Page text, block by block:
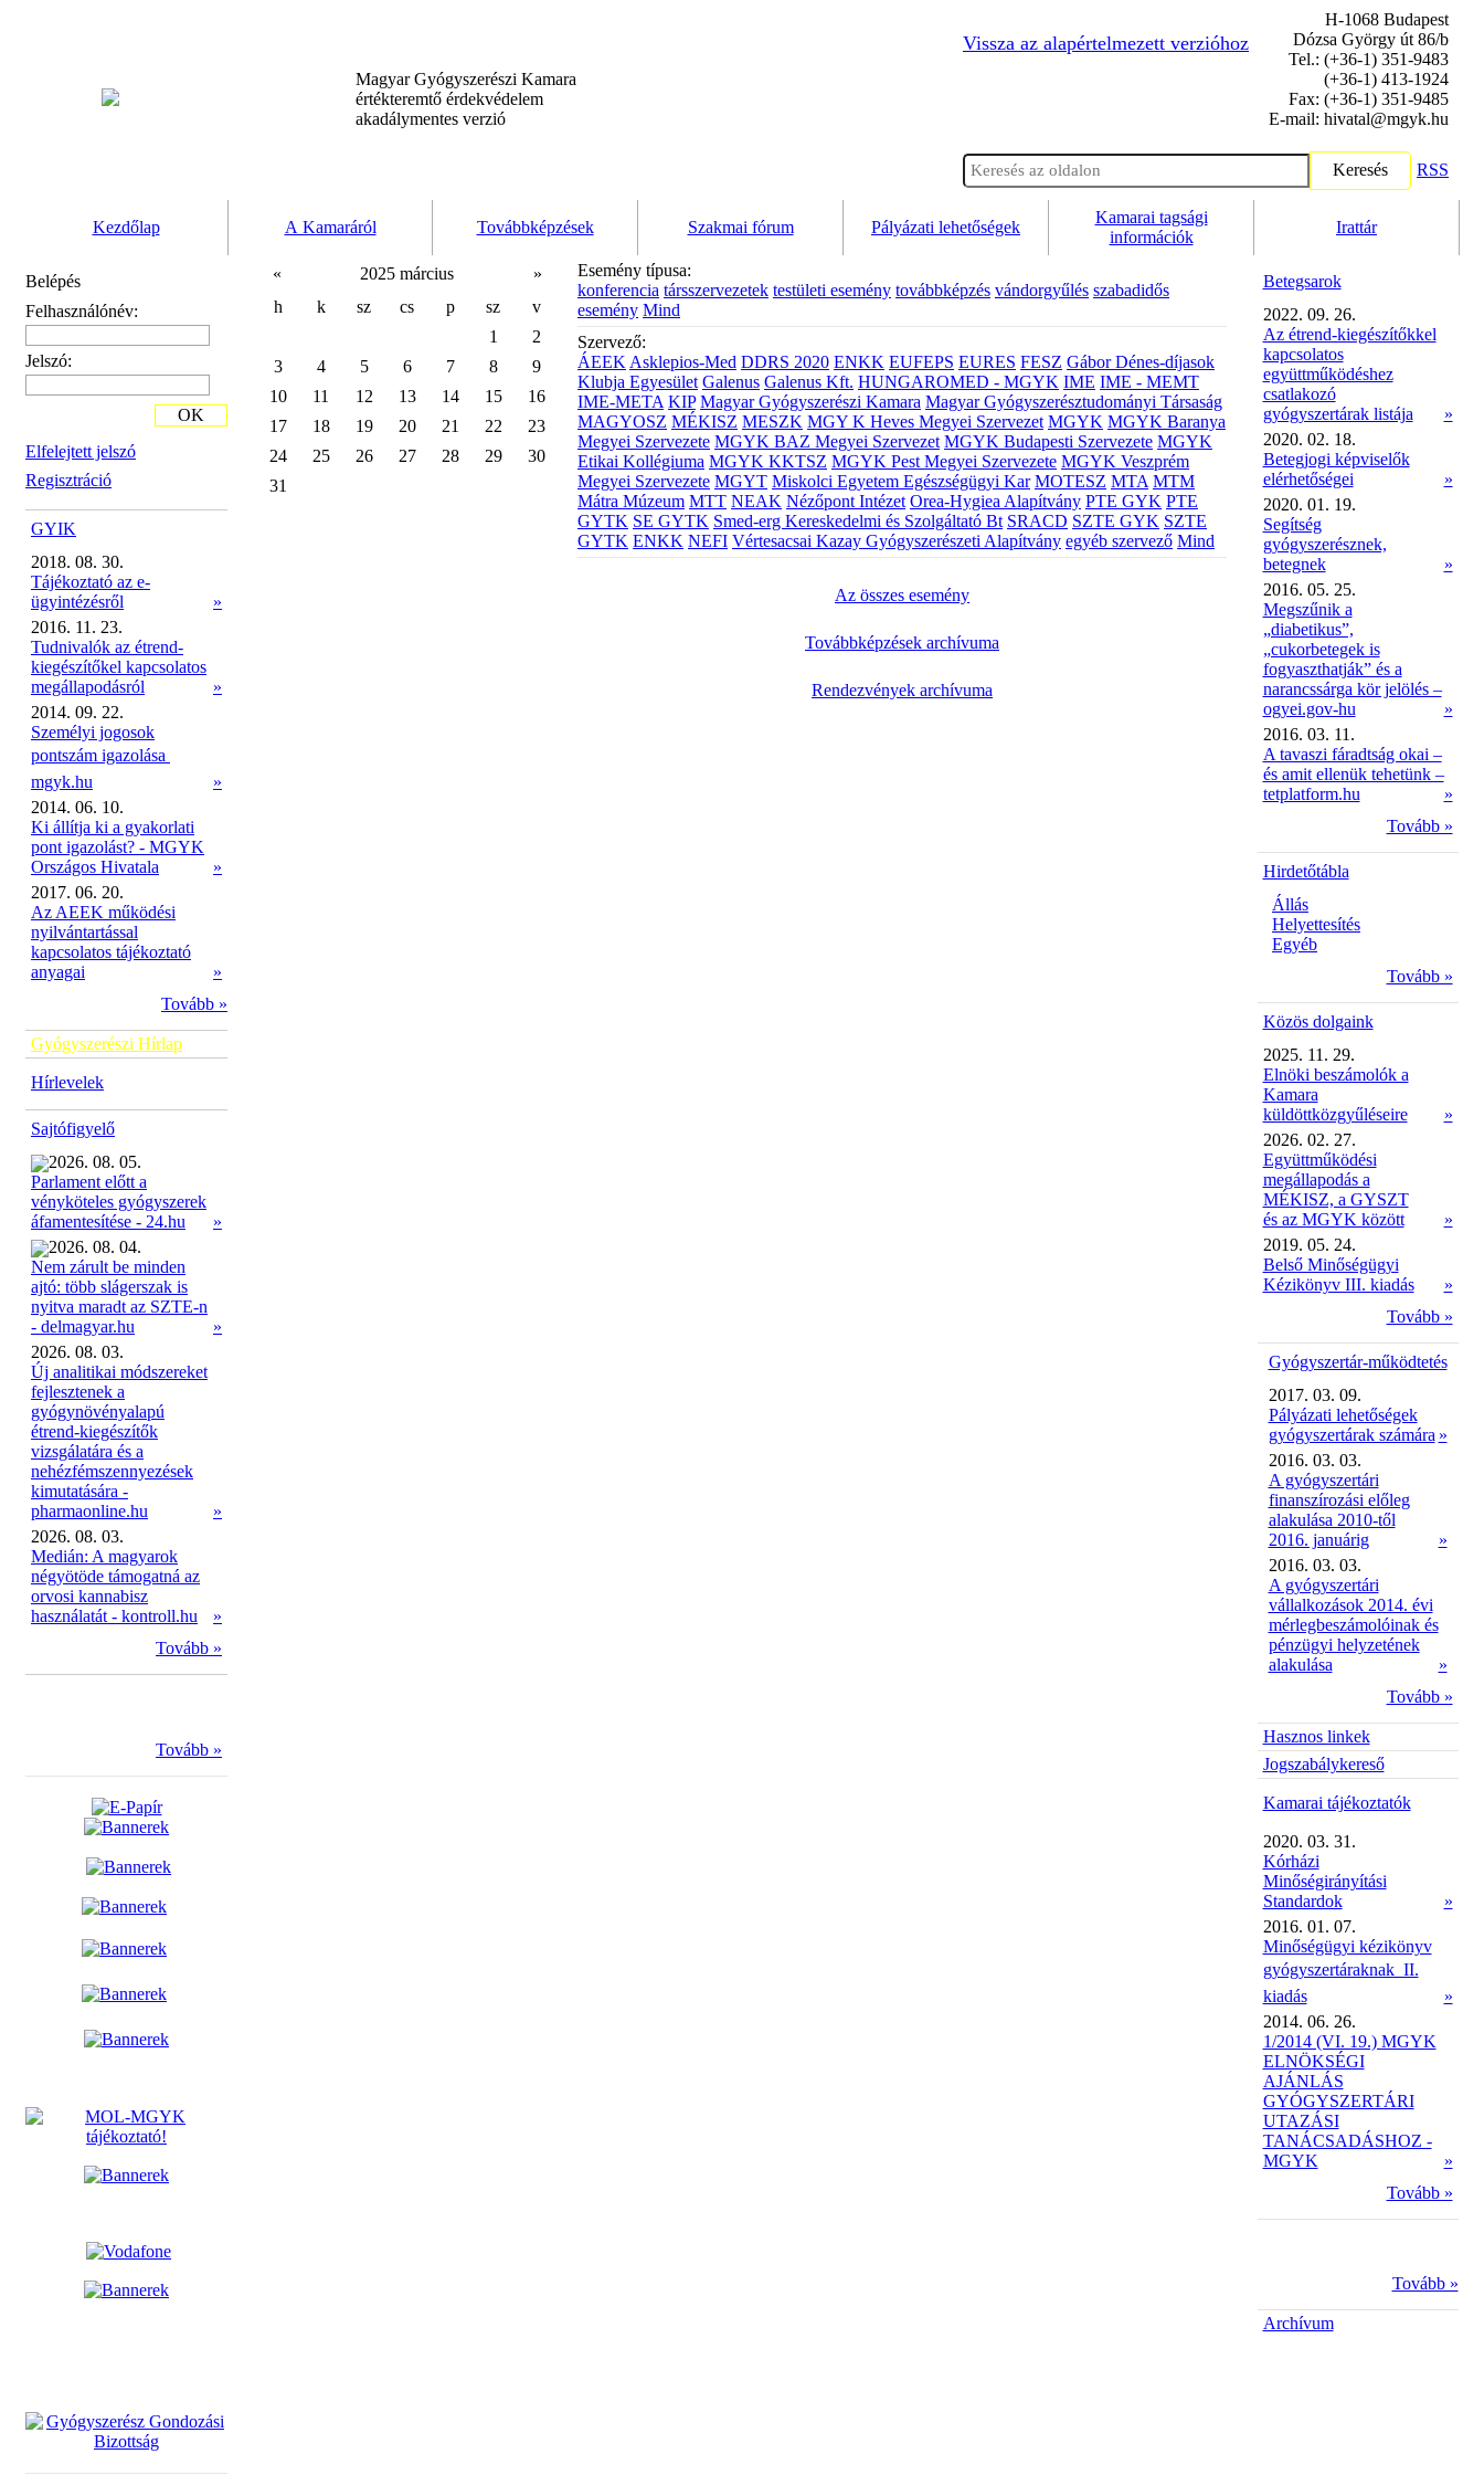
Magyar Gyógyszerészi Kamara
értékteremtő érdekvédelem
akadálymentes verzió
Vissza az alapértelmezett verzióhoz
H-1068 Budapest
Dózsa György út 86/b
Tel.: (+36-1) 351-9483
(+36-1) 413-1924
Fax: (+36-1) 351-9485
E-mail: hivatal@mgyk.hu
Keresés RSS
Kezdőlap A Kamaráról Továbbképzések Szakmai fórum Pályázati lehetőségek
Kamarai tagsági
információk
Irattár
Belépés
Felhasználónév:
Jelszó:
Elfelejtett jelszó
Regisztráció
OK
GYIK
2018. 08. 30.
Tájékoztató az e-
ügyintézésről
»
2016. 11. 23.
Tudnivalók az étrend-
kiegészítőkel kapcsolatos
megállapodásról
»
2014. 09. 22.
Személyi jogosok
pontszám igazolása 
mgyk.hu
»
2014. 06. 10.
Ki állítja ki a gyakorlati
pont igazolást? - MGYK
Országos Hivatala
»
2017. 06. 20.
Az AEEK működési
nyilvántartással
kapcsolatos tájékoztató
anyagai
»
Tovább »
Gyógyszerészi Hírlap
Hírlevelek
Sajtófigyelő
2026. 08. 05.
Parlament előtt a
vényköteles gyógyszerek
áfamentesítése - 24.hu
»
2026. 08. 04.
Nem zárult be minden
ajtó: több slágerszak is
nyitva maradt az SZTE-n
- delmagyar.hu
»
2026. 08. 03.
Új analitikai módszereket
fejlesztenek a
gyógynövényalapú
étrend-kiegészítők
vizsgálatára és a
nehézfémszennyezések
kimutatására -
pharmaonline.hu
»
2026. 08. 03.
Medián: A magyarok
négyötöde támogatná az
orvosi kannabisz
használatát - kontroll.hu
»
Tovább »
Tovább »
« 2025 március
»
h
k sz cs p sz
v
1
2
3
4 5 6 7 8
9
10
11 12 13 14 15
16
17
18 19 20 21 22
23
24
25 26 27 28 29
30
31
Esemény típusa:
konferencia társszervezetek testületi esemény továbbképzés vándorgyűlés szabadidős
esemény Mind
Szervező:
ÁEEK Asklepios-Med DDRS 2020 ENKK EUFEPS EURES FESZ Gábor Dénes-díjasok
Klubja Egyesület Galenus Galenus Kft. HUNGAROMED - MGYK IME IME - MEMT
IME-META KIP Magyar Gyógyszerészi Kamara Magyar Gyógyszerésztudományi Társaság
MAGYOSZ MÉKISZ MESZK MGY K Heves Megyei Szervezet MGYK MGYK Baranya
Megyei Szervezete MGYK BAZ Megyei Szervezet MGYK Budapesti Szervezete MGYK
Etikai Kollégiuma MGYK KKTSZ MGYK Pest Megyei Szervezete MGYK Veszprém
Megyei Szervezete MGYT Miskolci Egyetem Egészségügyi Kar MOTESZ MTA MTM
Mátra Múzeum MTT NEAK Nézőpont Intézet Orea-Hygiea Alapítvány PTE GYK PTE
GYTK SE GYTK Smed-erg Kereskedelmi és Szolgáltató Bt SRACD SZTE GYK SZTE
GYTK ENKK NEFI Vértesacsai Kazay Gyógyszerészeti Alapítvány egyéb szervező Mind
Az összes esemény
Továbbképzések archívuma
Rendezvények archívuma
Betegsarok
2022. 09. 26.
Az étrend-kiegészítőkkel
kapcsolatos
együttműködéshez
csatlakozó
gyógyszertárak listája
»
2020. 02. 18.
Betegjogi képviselők
elérhetőségei
»
2020. 01. 19.
Segítség
gyógyszerésznek,
betegnek
»
2016. 05. 25.
Megszűnik a
„diabetikus”,
„cukorbetegek is
fogyaszthatják” és a
narancssárga kör jelölés –
ogyei.gov-hu
»
2016. 03. 11.
A tavaszi fáradtság okai –
és amit ellenük tehetünk –
tetplatform.hu
»
Tovább »
Hirdetőtábla
Állás
Helyettesítés
Egyéb
Tovább »
Közös dolgaink
2025. 11. 29.
Elnöki beszámolók a
Kamara
küldöttközgyűléseire
»
2026. 02. 27.
Együttműködési
megállapodás a
MÉKISZ, a GYSZT
és az MGYK között
»
2019. 05. 24.
Belső Minőségügyi
Kézikönyv III. kiadás
»
Tovább »
Gyógyszertár-működtetés
2017. 03. 09.
Pályázati lehetőségek
gyógyszertárak számára »
2016. 03. 03.
A gyógyszertári
finanszírozási előleg
alakulása 2010-től
2016. januárig
»
2016. 03. 03.
A gyógyszertári
vállalkozások 2014. évi
mérlegbeszámolóinak és
pénzügyi helyzetének
alakulása
»
Tovább »
Hasznos linkek
Jogszabálykereső
Kamarai tájékoztatók
2020. 03. 31.
Kórházi
Minőségirányítási
Standardok
»
2016. 01. 07.
Minőségügyi kézikönyv
gyógyszertáraknak  II.
kiadás
»
2014. 06. 26.
1/2014 (VI. 19.) MGYK
ELNÖKSÉGI
AJÁNLÁS
GYÓGYSZERTÁRI
UTAZÁSI
TANÁCSADÁSHOZ -
MGYK
»
Tovább »
Tovább »
Archívum